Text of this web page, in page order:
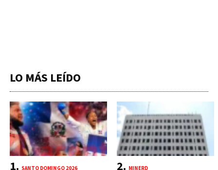
LO MÁS LEÍDO
SANTO DOMINGO 2026 MINERD